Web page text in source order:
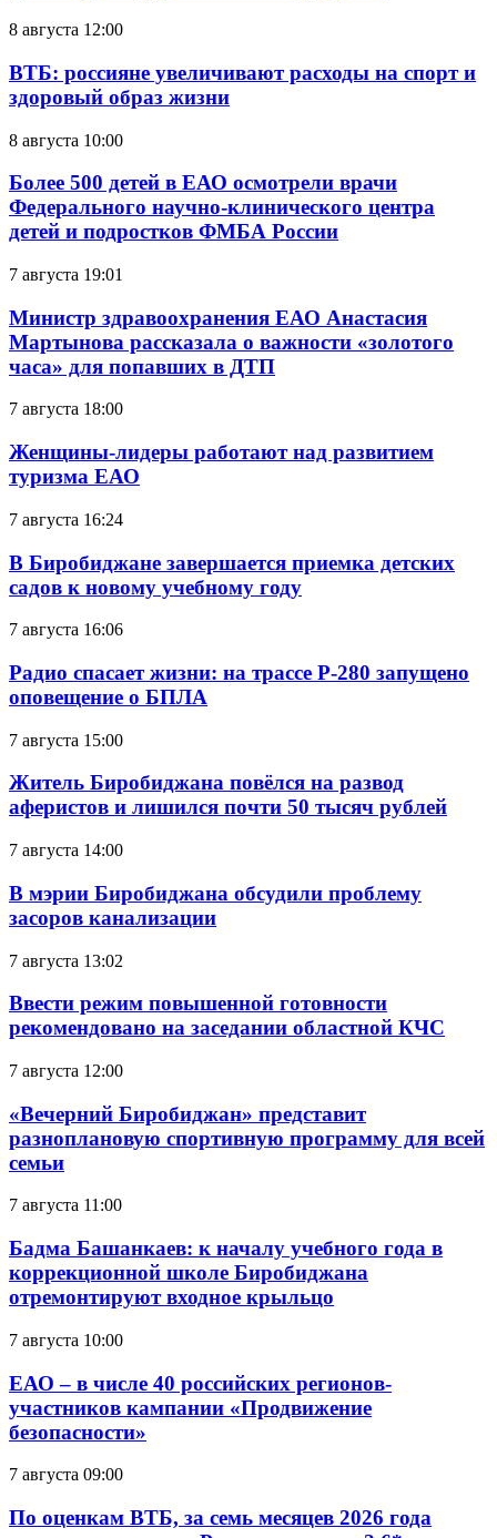
8 августа 12:00
ВТБ: россияне увеличивают расходы на спорт и
здоровый образ жизни
8 августа 10:00
Более 500 детей в ЕАО осмотрели врачи
Федерального научно-клинического центра
детей и подростков ФМБА России
7 августа 19:01
Министр здравоохранения ЕАО Анастасия
Мартынова рассказала о важности «золотого
часа» для попавших в ДТП
7 августа 18:00
Женщины-лидеры работают над развитием
туризма ЕАО
7 августа 16:24
В Биробиджане завершается приемка детских
садов к новому учебному году
7 августа 16:06
Радио спасает жизни: на трассе Р-280 запущено
оповещение о БПЛА
7 августа 15:00
Житель Биробиджана повёлся на развод
аферистов и лишился почти 50 тысяч рублей
7 августа 14:00
В мэрии Биробиджана обсудили проблему
засоров канализации
7 августа 13:02
Ввести режим повышенной готовности
рекомендовано на заседании областной КЧС
7 августа 12:00
«Вечерний Биробиджан» представит
разноплановую спортивную программу для всей
семьи
7 августа 11:00
Бадма Башанкаев: к началу учебного года в
коррекционной школе Биробиджана
отремонтируют входное крыльцо
7 августа 10:00
ЕАО – в числе 40 российских регионов-
участников кампании «Продвижение
безопасности»
7 августа 09:00
По оценкам ВТБ, за семь месяцев 2026 года